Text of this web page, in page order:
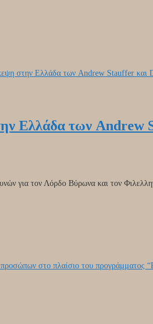
Ελλάδα των Andrew
για τον Λόρδο Βύρωνα και τον